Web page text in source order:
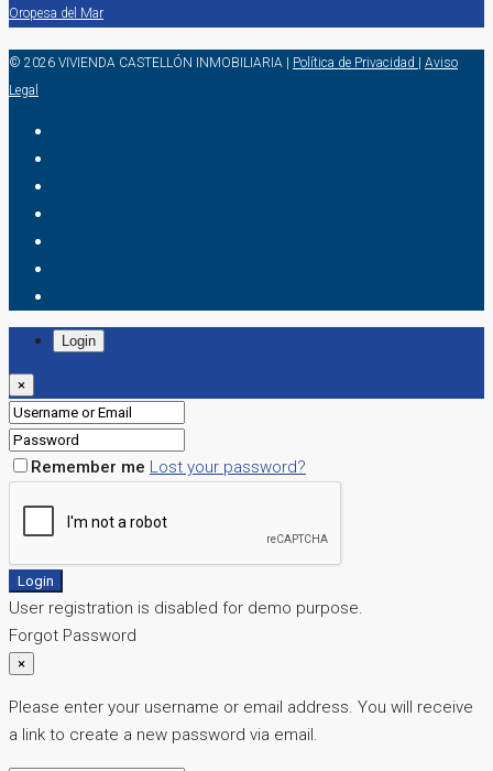
Oropesa del Mar
© 2026 VIVIENDA CASTELLÓN INMOBILIARIA Política de Privacidad
Aviso
Legal
Login
×
Remember me Lost your password?
Login
User registration is disabled for demo purpose.
Forgot Password
×
Please enter your username or email address. You will receive
a link to create a new password via email.